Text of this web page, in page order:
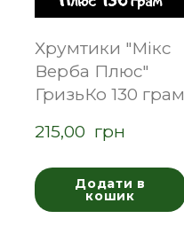
Хрумтики "Мікс
Верба Плюс"
ГризьКо 130 грам
215,00  грн
Додати в
кошик